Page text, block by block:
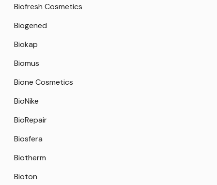
Biofresh Cosmetics
Biogened
Biokap
Biomus
Bione Cosmetics
BioNike
BioRepair
Biosfera
Biotherm
Bioton